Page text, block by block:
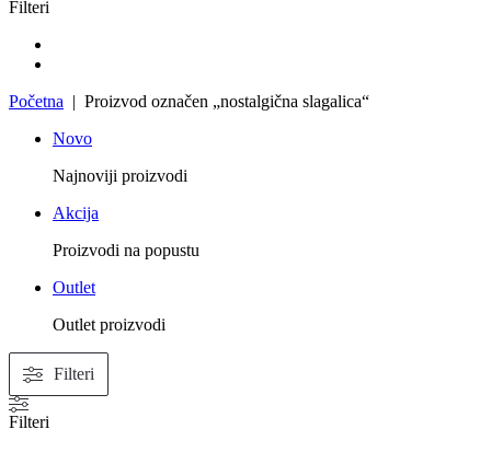
Filteri
Početna | Proizvod označen „nostalgična slagalica“
Novo
Najnoviji proizvodi
Akcija
Proizvodi na popustu
Outlet
Outlet proizvodi
Filteri
Filteri